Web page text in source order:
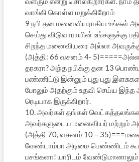
வாங்கி கொள்ள மறுக்கிறோம்
9 நபி தன மனைவியராகிய உங்கள்
செய்து விடுவாராயின் உங்களுக்கு
சிறந்த மனைவியரை அல்லா
(அத்தி: 66 வசனம் 4-
தரகரா? அந்த நபிக்கு தன 13
பண்ணிட்டு இன்னும் புது புது
போலும் அதற்கும் உதவி செய்ய இந்த
ரெடியாக இருக்கிறார்.
10. அவர்கள் தங்கள்
அவர்களுடைய மனைவியர் மற்றும்
(அத்தி 70, வசனம் 10 –
வேண்டாம்பா அடிமை பெண்ணிடம்
பசங்களா! யாரிடம் வேண்டுமானாலும்